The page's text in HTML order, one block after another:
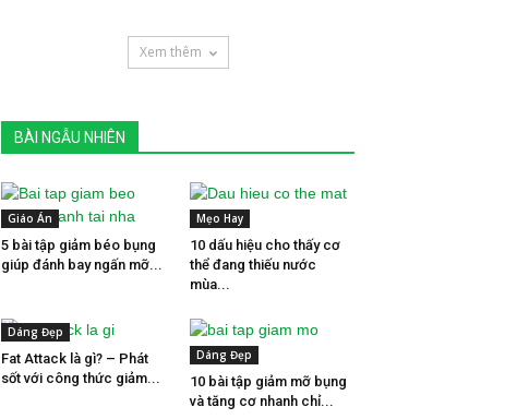
Xem thêm
BÀI NGẪU NHIÊN
Giáo Án
5 bài tập giảm béo bụng
giúp đánh bay ngấn mỡ...
Mẹo Hay
10 dấu hiệu cho thấy cơ
thể đang thiếu nước
mùa...
Dáng Đẹp
Fat Attack là gì? – Phát
sốt với công thức giảm...
Dáng Đẹp
10 bài tập giảm mỡ bụng
và tăng cơ nhanh chỉ...